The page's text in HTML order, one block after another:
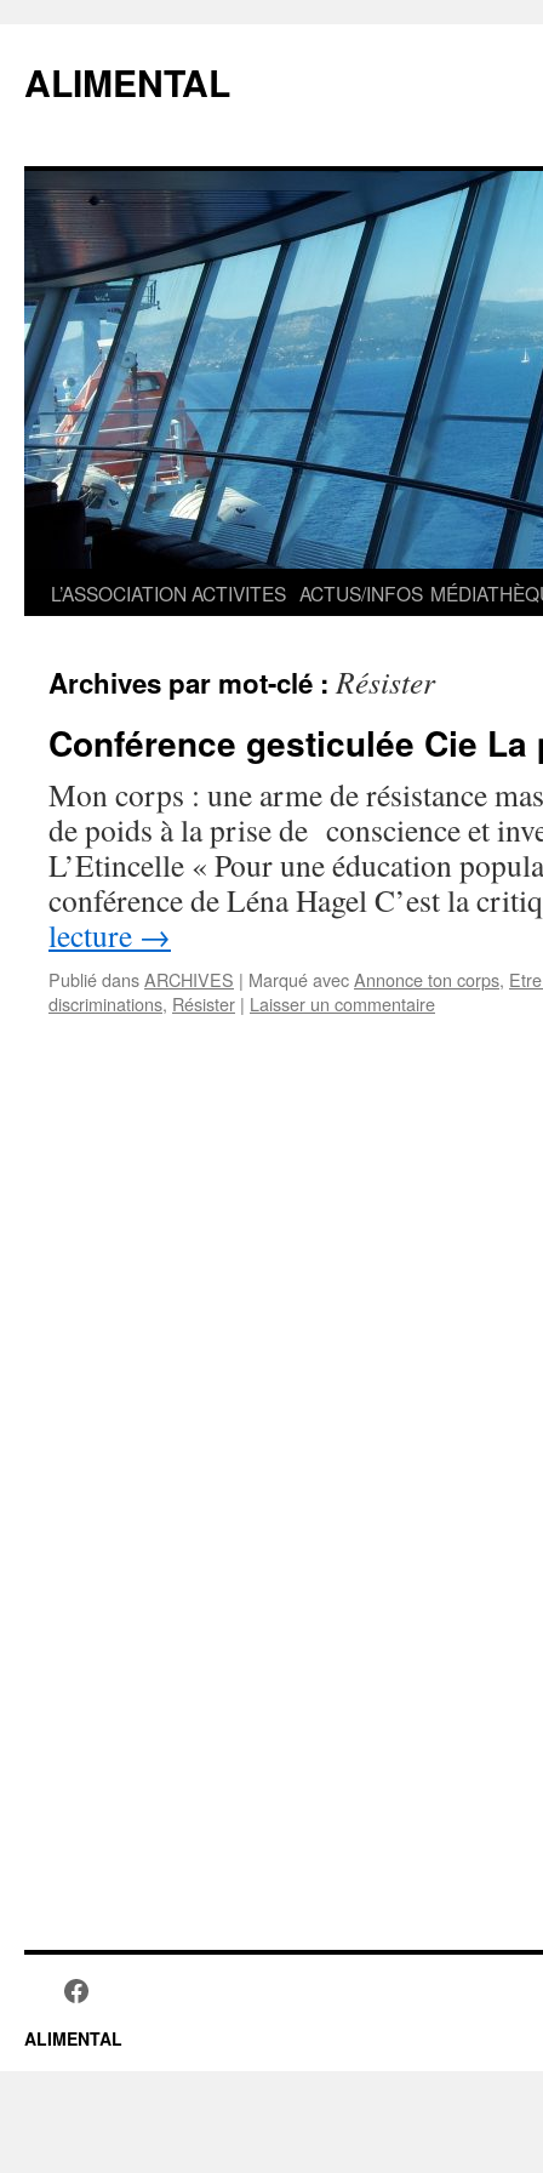
ALIMENTAL
L’ASSOCIATION ACTIVITES ACTUS/INFOS
Archives par mot-clé :Résister
Conférence gesticulée Cie
Mon corps : une arme de résistance
de poids à la prise de conscience et
L’Etincelle « Pour une éducation
conférence de Léna Hagel C’est la
lecture →
Publié dansARCHIVES | Marqué avecAnnonce ton corps,
discriminations, Résister | Laisser un commentaire
ALIMENTAL